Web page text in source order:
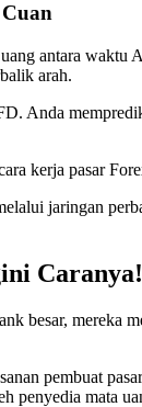
antara
arah.
Anda
kerja pasar
jaringan
Caranya!
besar,
pembuat
penyedia mata